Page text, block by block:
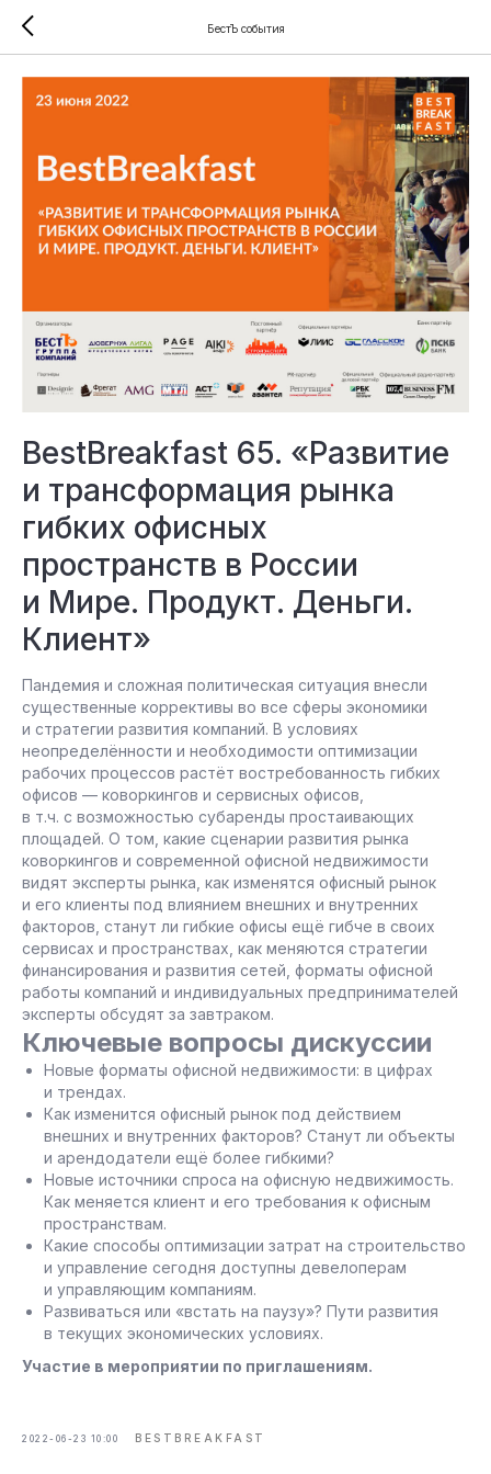
БестЪ события
BestBreakfast 65. «Развитие
и трансформация рынка
гибких офисных
пространств в России
и Мире. Продукт. Деньги.
Клиент»
Пандемия и сложная политическая ситуация внесли
существенные коррективы во все сферы экономики
и стратегии развития компаний. В условиях
неопределённости и необходимости оптимизации
рабочих процессов растёт востребованность гибких
офисов — коворкингов и сервисных офисов,
в т.ч. с возможностью субаренды простаивающих
площадей. О том, какие сценарии развития рынка
коворкингов и современной офисной недвижимости
видят эксперты рынка, как изменятся офисный рынок
и его клиенты под влиянием внешних и внутренних
факторов, станут ли гибкие офисы ещё гибче в своих
сервисах и пространствах, как меняются стратегии
финансирования и развития сетей, форматы офисной
работы компаний и индивидуальных предпринимателей
эксперты обсудят за завтраком.
Ключевые вопросы дискуссии
Новые форматы офисной недвижимости: в цифрах
и трендах.
Как изменится офисный рынок под действием
внешних и внутренних факторов? Станут ли объекты
и арендодатели ещё более гибкими?
Новые источники спроса на офисную недвижимость.
Как меняется клиент и его требования к офисным
пространствам.
Какие способы оптимизации затрат на строительство
и управление сегодня доступны девелоперам
и управляющим компаниям.
Развиваться или «встать на паузу»? Пути развития
в текущих экономических условиях.
Участие в мероприятии по приглашениям.
2022-06-23 10:00 BESTBREAKFAST